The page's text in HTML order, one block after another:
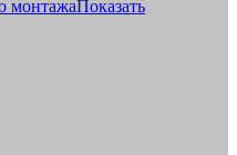
монтажаПоказать